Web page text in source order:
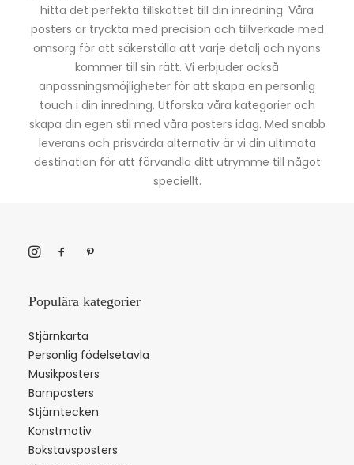
hitta det perfekta tillskottet till din inredning. Våra
posters är tryckta med precision och tillverkade med
omsorg för att säkerställa att varje detalj och nyans
kommer till sin rätt. Vi erbjuder också
anpassningsmöjligheter för att skapa en personlig
touch i din inredning. Utforska våra kategorier och
skapa din egen stil med våra posters idag. Med snabb
leverans och prisvärda alternativ är vi din ultimata
destination för att förvandla ditt utrymme till något
speciellt.
Populära kategorier
Stjärnkarta
Personlig födelsetavla
Musikposters
Barnposters
Stjärntecken
Konstmotiv
Bokstavsposters